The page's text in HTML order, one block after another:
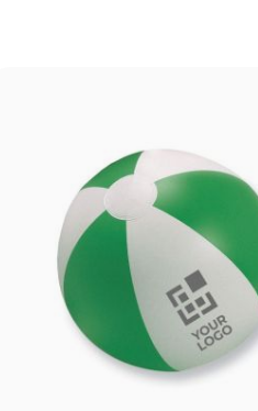
des couleurs Pantone®
avec bonne opacité
à un transfert digital
des lavages